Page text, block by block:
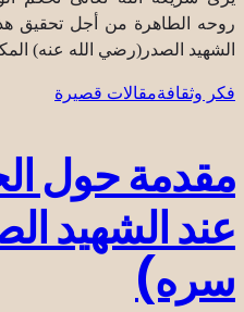
روحه الطاهرة من أجل تحقيق
الشهيد الصدر(رضي الله عنه)
فكر وثقافةمقالات قصيرة
مقدمة حول
عند الشهيد
سره)